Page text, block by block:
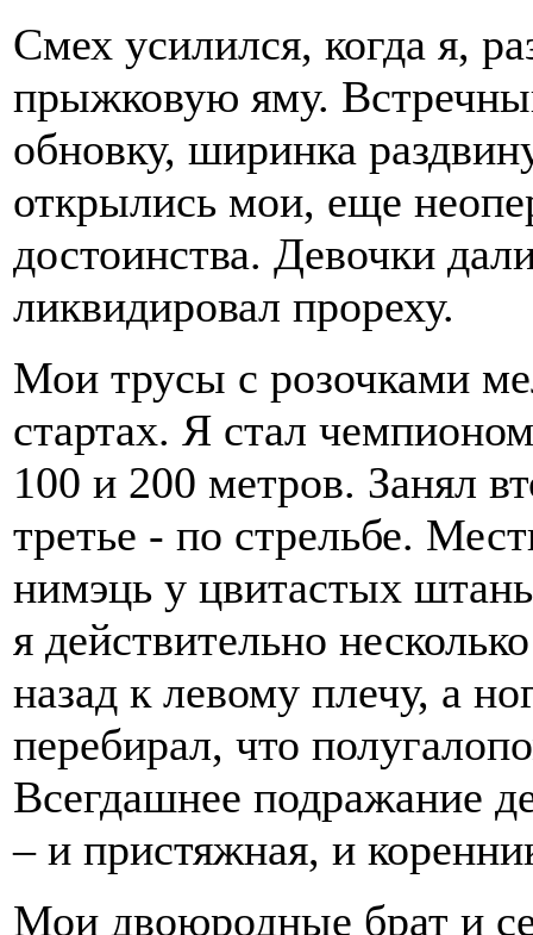
Смех усилился, когда я,
прыжковую яму.
обновку, ширинка
открылись мои, еще
достоинства. Девочки
ликвидировал прореху.
Мои трусы с розочками
стартах. Я стал
100 и 200 метров. Занял
третье - по стрельбе.
нимэць у цвитастых
я действительно
назад к левому плечу, а
перебирал, что
Всегдашнее подражание
– и пристяжная, и
Мои двоюродные брат и